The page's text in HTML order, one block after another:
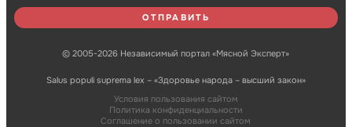
© 2005-2026 Независимый портал «Мясной Эксперт»
Salus populi suprema lex – «Здоровье народа – высший закон»
Условия пользования сайтом
Политика конфиденциальности
Соглашение о пользовании сайтом